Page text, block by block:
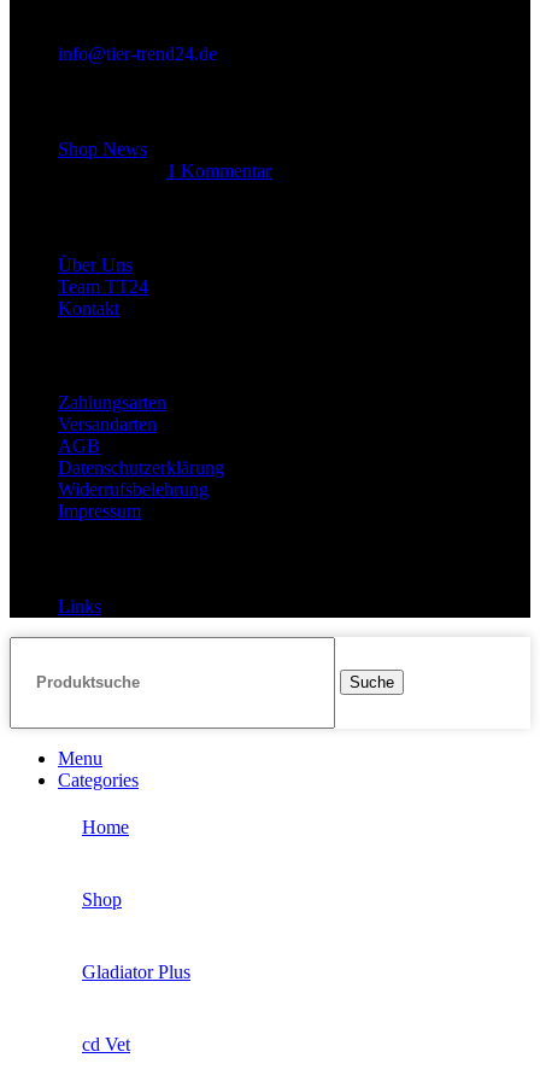
info@tier-trend24.de
Shop News
1 Kommentar
Über Uns
Team TT24
Kontakt
Zahlungsarten
Versandarten
AGB
Datenschutzerklärung
Widerrufsbelehrung
Impressum
Links
Suche
Menu
Categories
Home
Shop
Gladiator Plus
cd Vet